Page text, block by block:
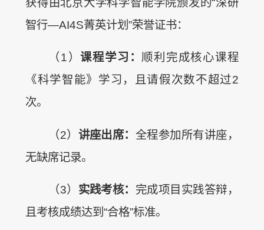
智行—AI4S菁英计划”荣誉证书：
（1）课程学习： 顺利完成核心课程
《科学智能》学习，且请假次数不超过2
次。
（2） 讲座出席： 全程参加所有讲座，
无缺席记录。
（3） 实践考核： 完成项目实践答辩，
且考核成绩达到“合格”标准。